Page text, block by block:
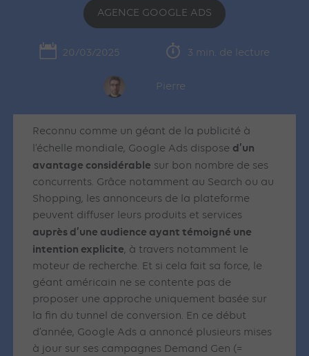
AGENCE GOOGLE ADS
20/03/2025 3 min. de lecture
Pierre
Reconnu comme un géant de la publicité à
l’échelle mondiale, Google Ads dispose d’un
avantage considérable sur bon nombre de ses
concurrents. Grâce notamment au Search ou au
Shopping, les annonceurs de la plateforme
peuvent diffuser leurs produits et services
auprès d’une audience ayant témoigné une
intention explicite, à travers notamment le
moteur de recherche. Et si cela fait sa force, le
géant américain ne se contente pas de
proposer une approche uniquement basée sur
la fin du tunnel de conversion. En ce début
d’année, Google Ads a annoncé plusieurs mises
à jour sur ses campagnes Demand Gen (=